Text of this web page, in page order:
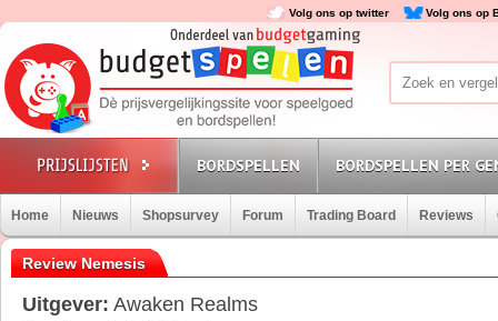
Volg ons op twitter Volg ons op
BORDSPELLEN BORDSPELLEN PER
Home Nieuws Shopsurvey Forum Trading Board Reviews
Review Nemesis
Uitgever: Awaken Realms